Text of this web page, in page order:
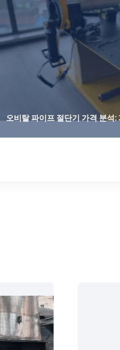
오비탈 파이프 절단기 가격 분석